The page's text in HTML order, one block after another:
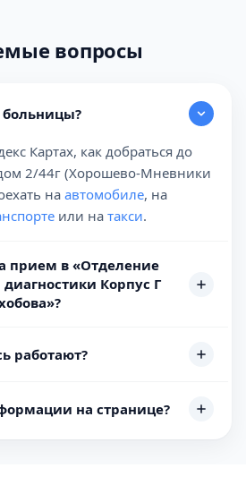
вопросы
больницы?
Картах, как добраться до
2/44г (Хорошево-Мневники
наавтомобиле, на
или на такси.
прием в «Отделение
Корпус Г
работают?
на странице?